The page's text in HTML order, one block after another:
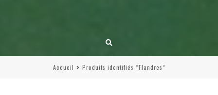
Accueil Produits identifiés “Flandres”